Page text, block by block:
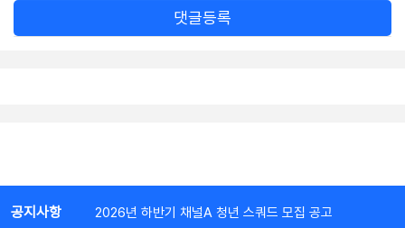
댓글등록
공지사항 2026년 하반기 채널A 청년 스쿼드 모집 공고